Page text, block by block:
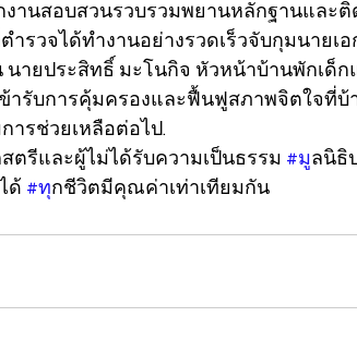
านสอบสวนรวบรวมพยานหลักฐานและ
ำรวจได้ทำงานอย่างรวดเร็วจับกุมนายเ
นายประสิทธิ์ มะโนกิจ หัวหน้าบ้านพักเด็
ารับการคุ้มครองและฟื้นฟูสภาพจิตใจที่บ้
รช่วยเหลือต่อไป.
ตรีและผู้ไม่ได้รับความเป็นธรรม #มลนิธิ
ด้ #ทุกชีวิตมีคุณค่าเท่าเทียมกัน